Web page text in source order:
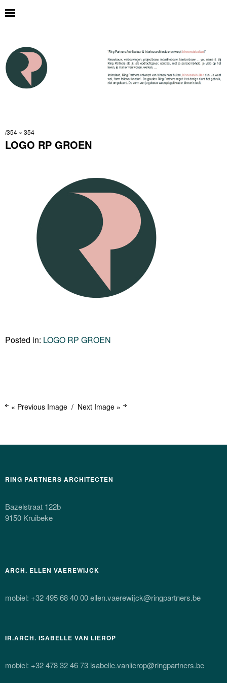
354 × 354
LOGO RP GROEN
Posted in: LOGO RP GROEN
« Previous Image Next Image »
RING PARTNERS ARCHITECTEN
Bazelstraat 122b
9150 Kruibeke
ARCH. ELLEN VAEREWIJCK
mobiel: +32 495 68 40 00 ellen.vaerewijck@ringpartners.be
IR.ARCH. ISABELLE VAN LIEROP
mobiel: +32 478 32 46 73 isabelle.vanlierop@ringpartners.be